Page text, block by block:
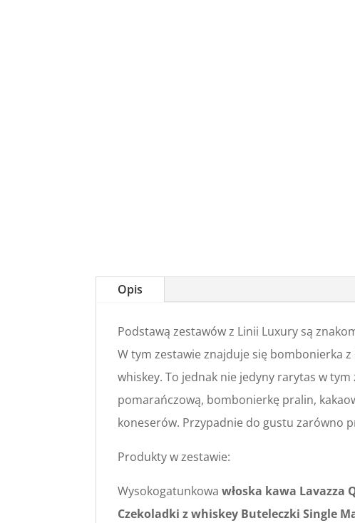
Opis
Podstawą zestawów z Linii Luxury są
W tym zestawie znajduje się bombonierka
whiskey. To jednak nie jedyny rarytas w
pomarańczową, bombonierkę pralin,
koneserów. Przypadnie do gustu zarówno
Produkty w zestawie:
Wysokogatunkowawłoska kawa
Czekoladki z whiskey Buteleczki Single